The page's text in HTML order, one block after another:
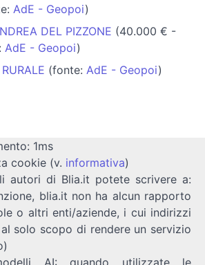
AdE - Geopoi)
DEL PIZZONE (40.000 € -
AdE - Geopoi)
(fonte: AdE - Geopoi)
1ms
cookie (v. informativa)
autori di Blia.it potete scrivere a:
blia.it non ha alcun rapporto
o altri enti/aziende, i cui indirizzi
solo scopo di rendere un servizio
AI: quando utilizzate le